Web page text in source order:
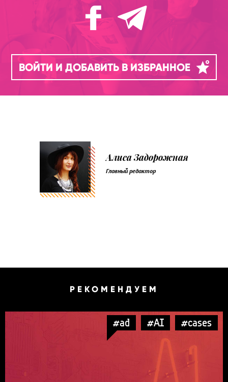
ВОЙТИ И ДОБАВИТЬ В ИЗБРАННОЕ
Алиса Задорожная
Главный редактор
РЕКОМЕНДУЕМ
#ad #AI #cases